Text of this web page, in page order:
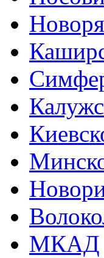
МКАД